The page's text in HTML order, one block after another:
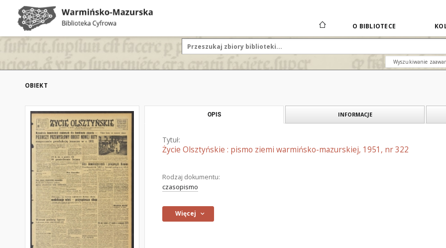
O BIBLIOTECE
Wyszukiwanie
OBIEKT
OPIS INFORMACJE
Tytuł:
Życie Olsztyńskie : pismo ziemi warmińsko-mazurskiej, 1951, nr 322
Rodzaj dokumentu:
czasopismo
Więcej